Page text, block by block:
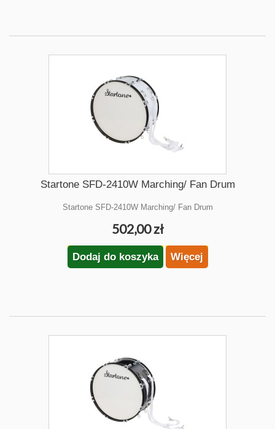
Startone SFD-2410W Marching/ Fan Drum
Startone SFD-2410W Marching/ Fan Drum
502,00 zł
Dodaj do koszyka Więcej